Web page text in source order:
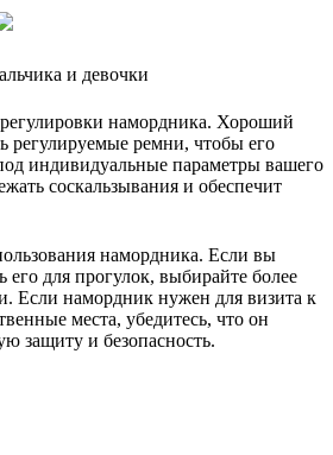
и девочки
намордника. Хороший
регулируемые ремни, чтобы его
индивидуальные параметры вашего
соскальзывания и обеспечит
намордника. Если вы
его для прогулок, выбирайте более
Если намордник нужен для визита к
места, убедитесь, что он
защиту и безопасность.